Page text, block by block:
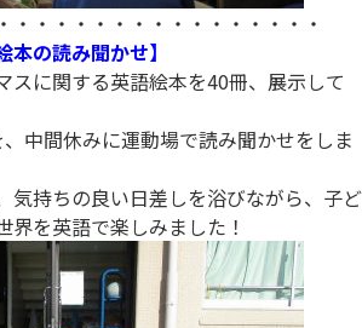
・・・・・・・・・・・・・・・・
本の読み聞かせ】
スに関する英語絵本を40冊、展示して
中間休みに運動場で読み聞かせをしま
気持ちの良い日差しを浴びながら、子ど
界を英語で楽しみました！